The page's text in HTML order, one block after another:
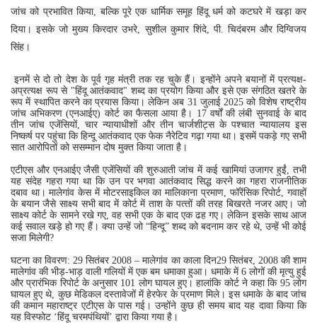
जांच को प्रभावित किया, बल्कि पूरे एक धार्मिक समूह हिंदू धर्म को कटघरे में खड़ा कर
दिया। इसके जो मुख्‍य किरदार उभरे, सुशील कुमार शिंदे, पी. चिदंबरम और दिग्विजय
सिंह।
इनमें से दो तो देश के पूर्व गृह मंत्री तक रह चुके हैं। इन्‍होंने अपने बयानों में प्रत्‍यक्ष-
अप्रत्यक्ष रूप से "हिंदू आतंकवाद" शब्द का प्रयोग किया और इसे एक संगठित खतरे के
रूप में स्‍थापित करने का प्रयास किया। लेकिन अब 31 जुलाई 2025 को विशेष राष्‍ट्रीय
जांच अभिकरण (एनआईए) कोर्ट का फैसला आया है। 17 वर्षों की लंबी सुनवाई के बाद
तीन जांच एजेंसियों, चार न्यायाधीशों और तीन चार्जशीट्स के पश्‍चात न्यायालय इस
निष्‍कर्ष पर पहुंचा कि हिन्‍दू आतंकवाद एक फेक नैरेटिव गढ़ा गया था। इसमें पकड़े गए सभी
सात आरोपितों को ससम्‍मान दोष मुक्‍त किया जाता है।
एटीएस और एनआईए जैसी एजेंसियों की शुरुआती जांच में कई खामियां उजागर हुईं, तभी
यह संदेह गहरा गया था कि उन पर भगवा आतंकवाद सिद्ध करने का गहरा राजनीतिक
दबाव था। मालेगांव केस में मोटरसाइकिल का मालिकाना प्रमाण, फॉरेंसिक रिपोर्ट, गवाहों
के बयान जैसे साक्ष्‍य सभी बाद में कोर्ट में ताश के पत्‍तों की तरह बिखरते नजर आए। जो
साक्ष्‍य कोर्ट के सामने रखे गए, वह सभी एक के बाद एक ढह गए। लेकिन इसके साथ आज
कई सवाल खड़े हो गए हैं। क्‍या उन्‍हें जो “हिन्‍दू” शब्‍द को बदनाम कर रहे थे, उन्‍हें भी कोई
सजा मिलेगी?
घटना का विवरण: 29 सितंबर 2008 – मालेगांव का काला दिन29 सितंबर, 2008 की शाम
मालेगांव की भीड़-भाड़ वाली गलियों में एक बम धमाका हुआ। धमाके में 6 लोगों की मृत्यु हुई
और प्रारंभिक रिपोर्ट के अनुसार 101 लोग घायल हुए। हालांकि कोर्ट ने कहा कि 95 लोग
घायल हुए थे, कुछ मेडिकल दस्तावेजों में हेरफेर के प्रमाण मिले। इस धमाके के बाद जांच
की कमान महाराष्ट्र एटीएस के पास गई। उन्होंने कुछ ही समय बाद यह दावा किया कि
यह विस्फोट ‘हिंदू चरमपंथियों’ द्वारा किया गया है।